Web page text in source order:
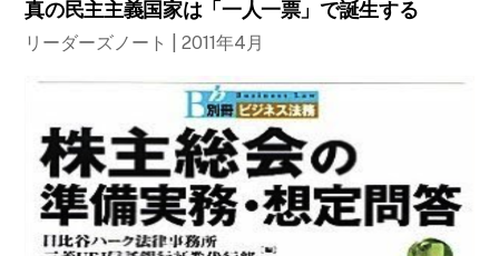
真の民主主義国家は「一人一票」で誕生する
リーダーズノート | 2011年4月